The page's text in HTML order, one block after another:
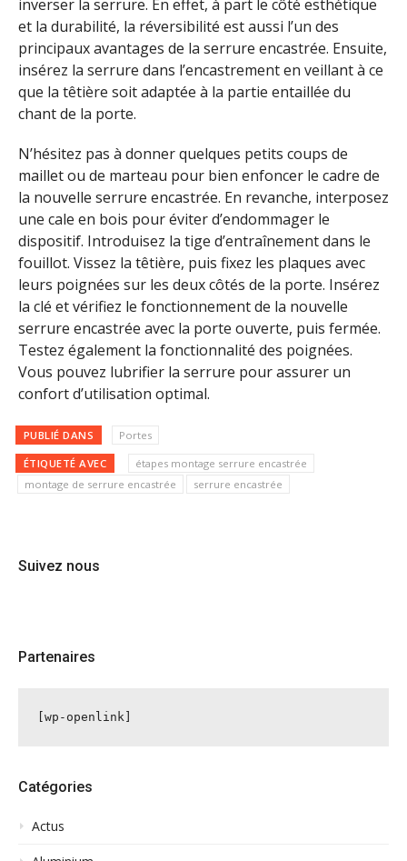
inverser la serrure. En effet, à part le côté esthétique
et la durabilité, la réversibilité est aussi l’un des
principaux avantages de la serrure encastrée. Ensuite,
insérez la serrure dans l’encastrement en veillant à ce
que la têtière soit adaptée à la partie entaillée du
chant de la porte.
N’hésitez pas à donner quelques petits coups de
maillet ou de marteau pour bien enfoncer le cadre de
la nouvelle serrure encastrée. En revanche, interposez
une cale en bois pour éviter d’endommager le
dispositif. Introduisez la tige d’entraînement dans le
fouillot. Vissez la têtière, puis fixez les plaques avec
leurs poignées sur les deux côtés de la porte. Insérez
la clé et vérifiez le fonctionnement de la nouvelle
serrure encastrée avec la porte ouverte, puis fermée.
Testez également la fonctionnalité des poignées.
Vous pouvez lubrifier la serrure pour assurer un
confort d’utilisation optimal.
PUBLIÉ DANS Portes
ÉTIQUETÉ AVEC
étapes montage serrure encastrée
montage de serrure encastrée
serrure encastrée
Suivez nous
Partenaires
[wp-openlink]
Catégories
Actus